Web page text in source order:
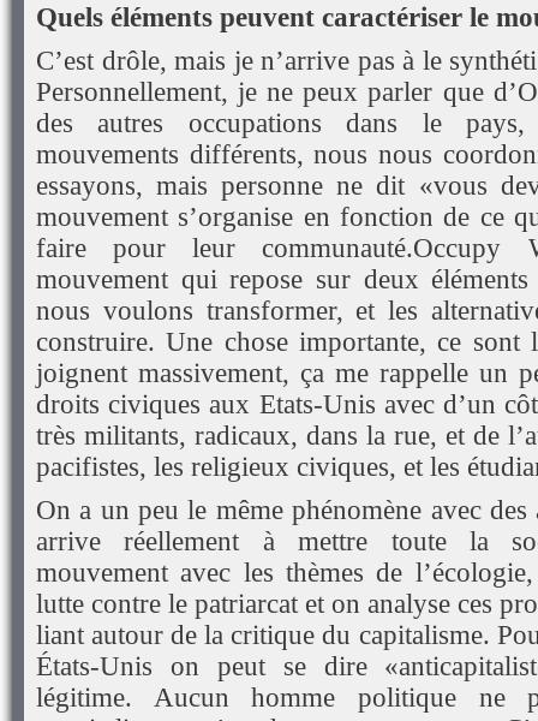
Quels éléments peuvent caractériser le
C’est drôle, mais je n’arrive pas à le
Personnellement, je ne peux parler que
des autres occupations dans le
mouvements différents, nous nous
essayons, mais personne ne dit «vous
mouvement s’organise en fonction de ce
faire pour leur
mouvement qui repose sur deux
nous voulons transformer, et les
construire. Une chose importante, ce sont
joignent massivement, ça me rappelle un
droits civiques aux Etats-Unis avec d’un
très militants, radicaux, dans la rue, et de
pacifistes, les religieux civiques, et les
On a un peu le même phénomène avec
arrive réellement à mettre toute la
mouvement avec les thèmes de
lutte contre le patriarcat et on analyse ces
liant autour de la critique du capitalisme.
États-Unis on peut se dire
légitime. Aucun homme politique ne